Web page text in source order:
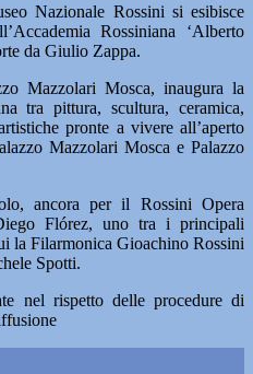
Nazionale Rossini si esibisce
Rossiniana ‘Alberto
da Giulio Zappa.
Mazzolari Mosca, inaugura la
tra pittura, scultura, ceramica,
pronte a vivere all’aperto
Mazzolari Mosca e Palazzo
ancora per il Rossini Opera
Flórez, uno tra i principali
la Filarmonica Gioachino Rossini
Spotti.
nel rispetto delle procedure di